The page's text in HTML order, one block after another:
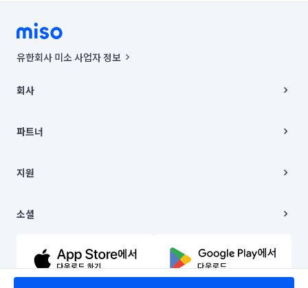
유한회사 미소 사업자 정보
00019 |
주소 | 본사: 서울특별시 종로구 율곡로 6(중학동, 트윈트리빌딩) B동 5층
컨택센터 : 서울특별시 종로구 수송동 율곡로 24, 7층, 8층 미소
상품, 상품정보, 거래에 관한 의무와 책임은 거래당사자에게 있습니다.
언론 보도 관련 문의:
© 유한회사 미소. Miso, Inc. All Rights Reserved.
회사
채용
파트너
이사
지원
이용약관
문의하기
소셜
유튜브